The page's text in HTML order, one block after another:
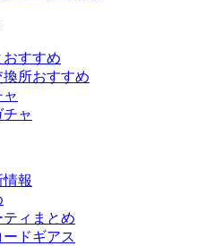
おすすめ
所おすすめ
チャ
報
ィまとめ
ドギアス